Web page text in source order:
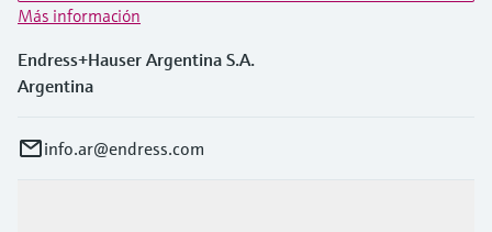
Más información
Endress+Hauser Argentina S.A.
Argentina
info.ar@endress.com